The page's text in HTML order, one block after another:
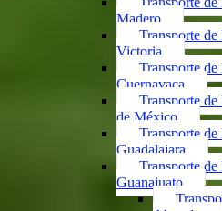
Madero
Transporte
Victoria
Transporte de
Cuernavaca
Transporte de
de México
Transporte de
Guadalajara
Transporte de
Guanajuato